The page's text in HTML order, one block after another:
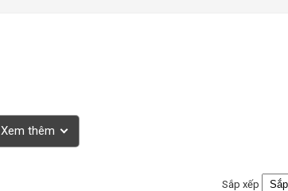
Xem thêm
Sắp xếp